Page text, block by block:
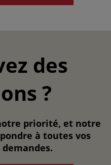
des
?
priorité, et notre
à toutes vos